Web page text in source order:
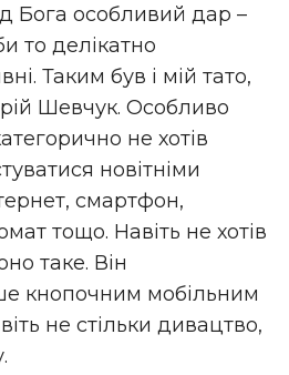
Бога особливий дар –
то делікатно
Таким був і мій тато,
Шевчук. Особливо
не хотів
новітніми
смартфон,
тощо. Навіть не хотів
таке. Він
кнопочним мобільним
не стільки дивацтво,